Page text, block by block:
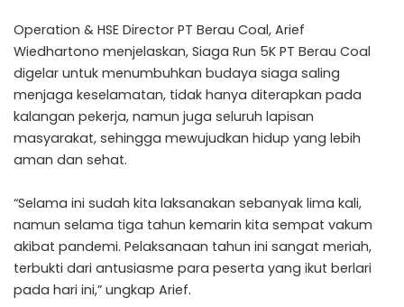
Operation & HSE Director PT Berau Coal, Arief
Wiedhartono menjelaskan, Siaga Run 5K PT Berau Coal
digelar untuk menumbuhkan budaya siaga saling
menjaga keselamatan, tidak hanya diterapkan pada
kalangan pekerja, namun juga seluruh lapisan
masyarakat, sehingga mewujudkan hidup yang lebih
aman dan sehat.
“Selama ini sudah kita laksanakan sebanyak lima kali,
namun selama tiga tahun kemarin kita sempat vakum
akibat pandemi. Pelaksanaan tahun ini sangat meriah,
terbukti dari antusiasme para peserta yang ikut berlari
pada hari ini,” ungkap Arief.